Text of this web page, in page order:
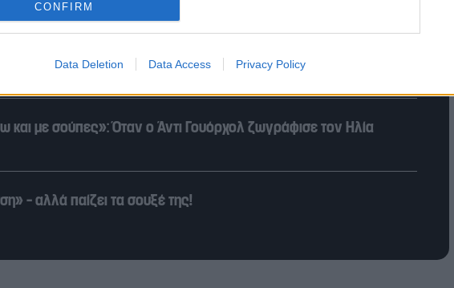
CONFIRM
Data Deletion Data Access Privacy Policy
λίγο ερωτιάρα»
και με σούπες»: Όταν ο Άντι Γουόρχολ ζωγράφισε τον Ηλία
– αλλά παίζει τα σουξέ της!